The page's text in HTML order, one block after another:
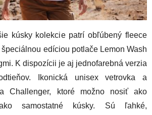
kúsky kolekcie patrí obľúbený fleece
edíciou potlače Lemon Wash
K dispozícii je aj jednofarebná verzia
Ikonická unisex vetrovka a
Challenger, ktoré možno nosiť ako
samostatné kúsky. Sú ľahké,